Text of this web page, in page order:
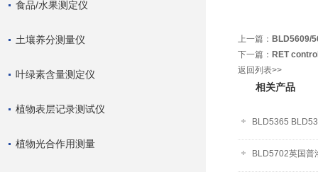
食品/水果测定仪
土壤养分测量仪
叶绿素含量测定仪
植物表层记录测试仪
植物光合作用测量
上一篇： BLD5609/
下一篇： RET
返回列表>>
相关产品
BLD5365
BLD5702英国普